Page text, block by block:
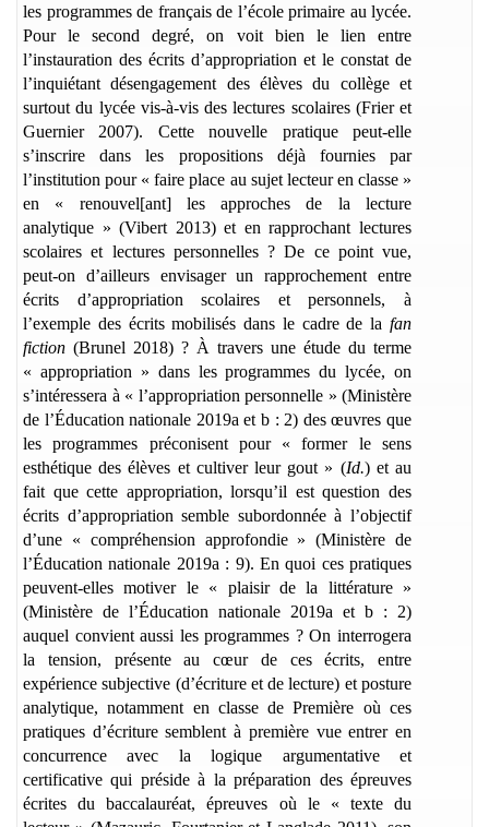
les programmes de français de l’école primaire au lycée.
Pour le second degré, on voit bien le lien entre
l’instauration des écrits d’appropriation et le constat de
l’inquiétant désengagement des élèves du collège et
surtout du lycée vis-à-vis des lectures scolaires (Frier et
Guernier 2007). Cette nouvelle pratique peut-elle
s’inscrire dans les propositions déjà fournies par
l’institution pour « faire place au sujet lecteur en classe »
en « renouvel[ant] les approches de la lecture
analytique » (Vibert 2013) et en rapprochant lectures
scolaires et lectures personnelles ? De ce point vue,
peut-on d’ailleurs envisager un rapprochement entre
écrits d’appropriation scolaires et personnels, à
l’exemple des écrits mobilisés dans le cadre de la fan
fiction (Brunel 2018) ? À travers une étude du terme
« appropriation » dans les programmes du lycée, on
s’intéressera à « l’appropriation personnelle » (Ministère
de l’Éducation nationale 2019a et b : 2) des œuvres que
les programmes préconisent pour « former le sens
esthétique des élèves et cultiver leur gout » (Id.) et au
fait que cette appropriation, lorsqu’il est question des
écrits d’appropriation semble subordonnée à l’objectif
d’une « compréhension approfondie » (Ministère de
l’Éducation nationale 2019a : 9). En quoi ces pratiques
peuvent-elles motiver le « plaisir de la littérature »
(Ministère de l’Éducation nationale 2019a et b : 2)
auquel convient aussi les programmes ? On interrogera
la tension, présente au cœur de ces écrits, entre
expérience subjective (d’écriture et de lecture) et posture
analytique, notamment en classe de Première où ces
pratiques d’écriture semblent à première vue entrer en
concurrence avec la logique argumentative et
certificative qui préside à la préparation des épreuves
écrites du baccalauréat, épreuves où le « texte du